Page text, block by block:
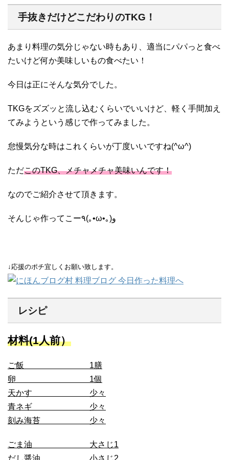
手抜きだけどこだわりのTKG！
あまり料理の気分じゃない時もあり、適当にパパっと食べ
たいけど何か美味しいもの食べたい！
今日は正にそんな気分でした。
TKGをズズッと流し込むくらいでいいけど、軽く手間加え
てみようという感じで作ってみました。
怠慢気分な時はこれくらいが丁度いいですね(^ω^)
ただこのTKG、メチャメチャ美味いんです！
なのでご紹介させて頂きます。
そんじゃ作ってこー٩(｡•ω•｡)و
↓応援のポチ宜しくお願い致します。
レシピ
材料(1人前）
ご飯 1膳
卵 1個
天かす 少々
青ネギ 少々
刻み海苔 少々
ごま油 大さじ1
だし醤油 小さじ2